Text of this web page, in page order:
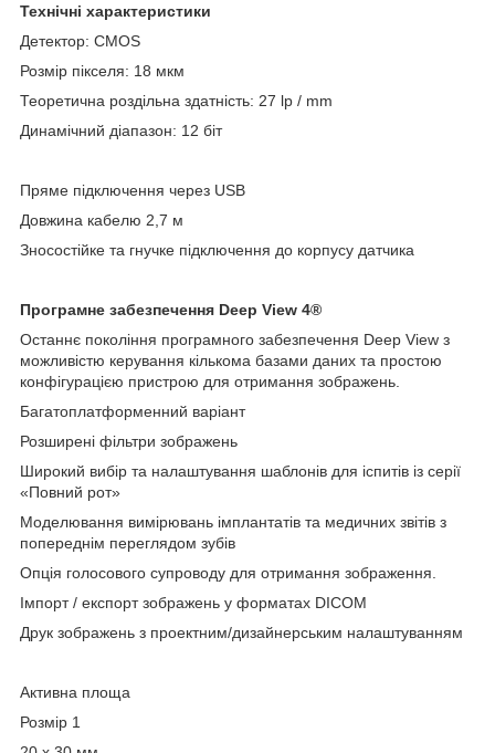
Технічні характеристики
Детектор: CMOS
Розмір пікселя: 18 мкм
Теоретична роздільна здатність: 27 lp / mm
Динамічний діапазон: 12 біт
Пряме підключення через USB
Довжина кабелю 2,7 м
Зносостійке та гнучке підключення до корпусу датчика
Програмне забезпечення Deep View 4®
Останнє покоління програмного забезпечення Deep View з
можливістю керування кількома базами даних та простою
конфігурацією пристрою для отримання зображень.
Багатоплатформенний варіант
Розширені фільтри зображень
Широкий вибір та налаштування шаблонів для іспитів із серії
«Повний рот»
Моделювання вимірювань імплантатів та медичних звітів з
попереднім переглядом зубів
Опція голосового супроводу для отримання зображення.
Імпорт / експорт зображень у форматах DICOM
Друк зображень з проектним/дизайнерським налаштуванням
Активна площа
Розмір 1